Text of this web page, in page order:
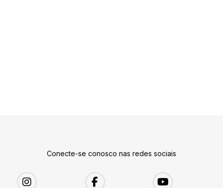
Conecte-se conosco nas redes sociais